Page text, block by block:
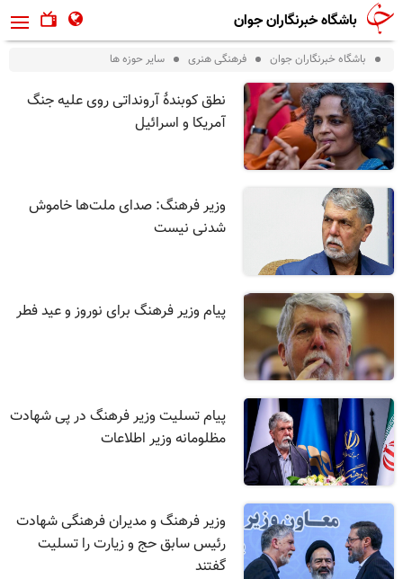
باشگاه خبرنگاران جوان
باشگاه خبرنگاران جوان فرهنگی هنری ساير حوزه ها
نطق کوبندۀ آرونداتی روی علیه جنگ
آمریکا و اسرائیل
وزیر فرهنگ: صدای ملت‌ها خاموش
شدنی نیست
پیام وزیر فرهنگ برای نوروز و عید فطر
پیام تسلیت وزیر فرهنگ در پی شهادت
مظلومانه وزیر اطلاعات
وزیر فرهنگ و مدیران فرهنگی شهادت
رئیس سابق حج و زیارت را تسلیت
گفتند